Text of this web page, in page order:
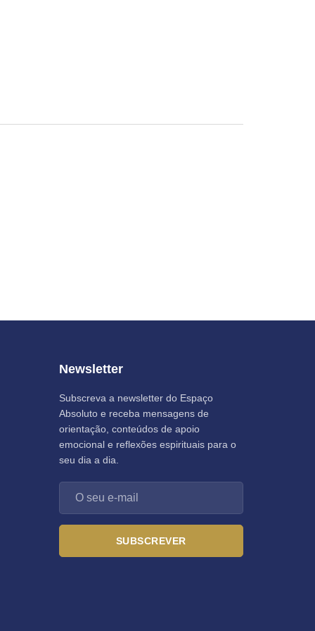
Newsletter
Subscreva a newsletter do Espaço
Absoluto e receba mensagens de
orientação, conteúdos de apoio
emocional e reflexões espirituais para o
seu dia a dia.
SUBSCREVER